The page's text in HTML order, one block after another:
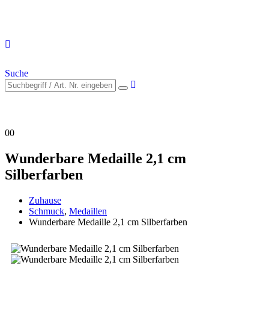
Suche
00
Wunderbare Medaille 2,1 cm
Silberfarben
Zuhause
Schmuck, Medaillen
Wunderbare Medaille 2,1 cm Silberfarben